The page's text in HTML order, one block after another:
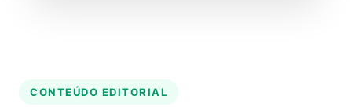
CONTEÚDO EDITORIAL